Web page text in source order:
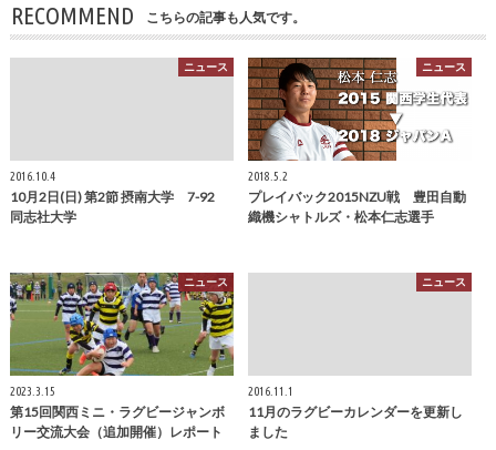
RECOMMEND こちらの記事も人気です。
ニュース
2016.10.4
10月2日(日) 第2節 摂南大学 7-92
同志社大学
ニュース
2018.5.2
プレイバック2015NZU戦 豊田自動
織機シャトルズ・松本仁志選手
ニュース
2023.3.15
第15回関西ミニ・ラグビージャンボ
リー交流大会（追加開催）レポート
ニュース
2016.11.1
11月のラグビーカレンダーを更新し
ました